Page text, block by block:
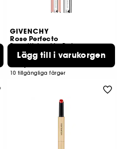
GIVENCHY
Rose Perfecto
Beautifying Lip Balm
18
539,00 KR
10 tillgängliga färger
Lägg till i varukorgen